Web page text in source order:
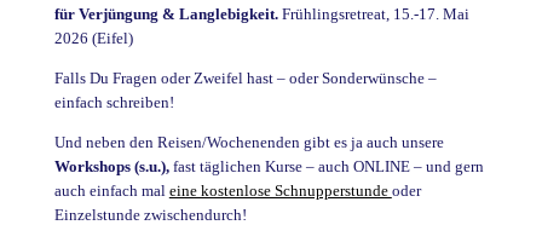
für Verjüngung & Langlebigkeit. Frühlingsretreat, 15.-17. Mai
2026 (Eifel)
Falls Du Fragen oder Zweifel hast – oder Sonderwünsche –
einfach schreiben!
Und neben den Reisen/Wochenenden gibt es ja auch unsere
Workshops (s.u.), fast täglichen Kurse – auch ONLINE – und gern
auch einfach mal eine kostenlose Schnupperstunde oder
Einzelstunde zwischendurch!